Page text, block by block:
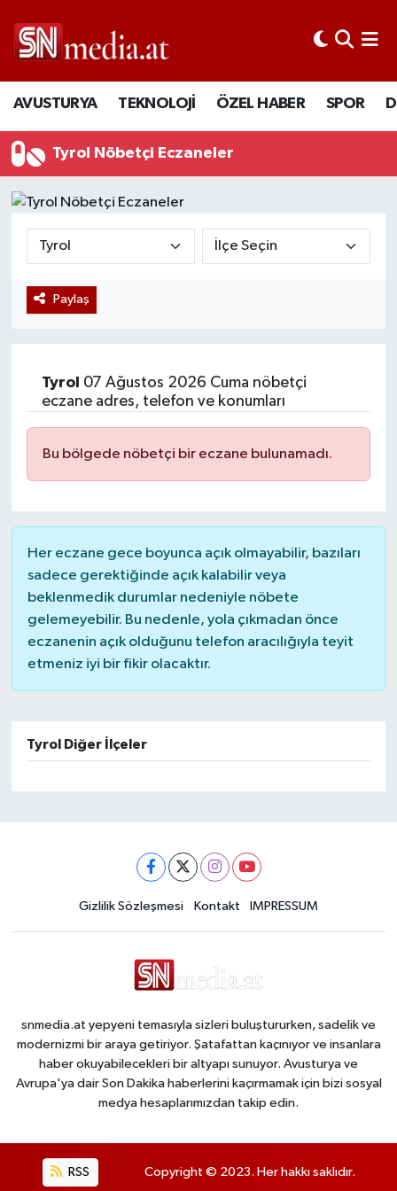
AVUSTURYA TEKNOLOJİ ÖZEL HABER SPOR
Tyrol Nöbetçi Eczaneler
Paylaş
Tyrol 07 Ağustos 2026 Cuma nöbetçi
eczane adres, telefon ve konumları
Bu bölgede nöbetçi bir eczane bulunamadı.
Her eczane gece boyunca açık olmayabilir, bazıları
sadece gerektiğinde açık kalabilir veya
beklenmedik durumlar nedeniyle nöbete
gelemeyebilir. Bu nedenle, yola çıkmadan önce
eczanenin açık olduğunu telefon aracılığıyla teyit
etmeniz iyi bir fikir olacaktır.
Tyrol Diğer İlçeler
Gizlilik Sözleşmesi Kontakt IMPRESSUM
snmedia.at yepyeni temasıyla sizleri buluştururken, sadelik ve
modernizmi bir araya getiriyor. Şatafattan kaçınıyor ve insanlara
haber okuyabilecekleri bir altyapı sunuyor. Avusturya ve
Avrupa'ya dair Son Dakika haberlerini kaçırmamak için bizi sosyal
medya hesaplarımızdan takip edin.
RSS Copyright © 2023. Her hakkı saklıdır.